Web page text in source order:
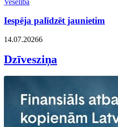
Veselība
Iespēja palīdzēt jaunietim
14.07.20266
Dzīvesziņa